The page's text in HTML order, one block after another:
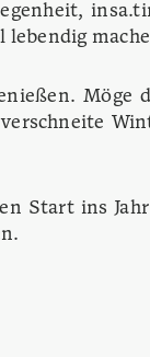
Möge
Start ins